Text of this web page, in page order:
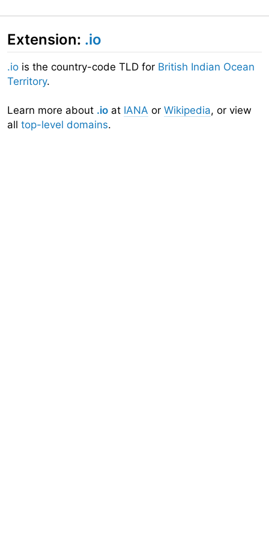
Extension: .io
.io is the country-code TLD for British Indian Ocean
Territory.
Learn more about .io at IANA or Wikipedia, or view
all top-level domains.